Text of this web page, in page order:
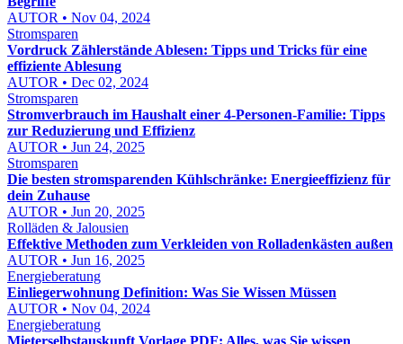
AUTOR • Nov 04, 2024
Stromsparen
Vordruck Zählerstände Ablesen: Tipps und Tricks für eine
effiziente Ablesung
AUTOR • Dec 02, 2024
Stromsparen
Stromverbrauch im Haushalt einer 4-Personen-Familie: Tipps
zur Reduzierung und Effizienz
AUTOR • Jun 24, 2025
Stromsparen
Die besten stromsparenden Kühlschränke: Energieeffizienz für
dein Zuhause
AUTOR • Jun 20, 2025
Rolläden & Jalousien
Effektive Methoden zum Verkleiden von Rolladenkästen außen
AUTOR • Jun 16, 2025
Energieberatung
Einliegerwohnung Definition: Was Sie Wissen Müssen
AUTOR • Nov 04, 2024
Energieberatung
Mieterselbstauskunft Vorlage PDF: Alles, was Sie wissen